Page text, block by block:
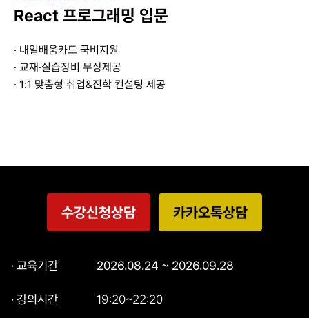
React 프로그래밍 입문
· 내일배움카드 국비지원
· 교재·실습장비 무상제공
· 1:1 맞춤형 취업&진학 컨설팅 제공
수강신청상담 카카오톡상담
· 교육기간 2026.08.24 ~ 2026.09.28
· 강의시간 19:20~22:20